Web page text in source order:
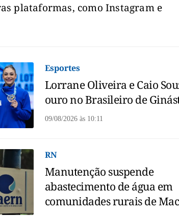
plataformas, como Instagram e
Esportes
Lorrane Oliveira e Caio
ouro no Brasileiro de
09/08/2026 às10:11
RN
Manutenção suspende
abastecimento de água em
comunidades rurais de